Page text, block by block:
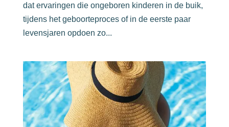
dat ervaringen die ongeboren kinderen in de buik,
tijdens het geboorteproces of in de eerste paar
levensjaren opdoen zo...